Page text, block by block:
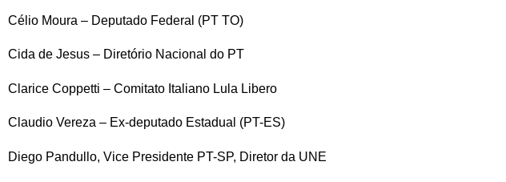
Célio Moura – Deputado Federal (PT TO)
Cida de Jesus – Diretório Nacional do PT
Clarice Coppetti – Comitato Italiano Lula Libero
Claudio Vereza – Ex-deputado Estadual (PT-ES)
Diego Pandullo, Vice Presidente PT-SP, Diretor da UNE